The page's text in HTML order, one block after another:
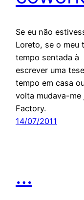
Se eu não
Loreto, se o meu
tempo sentada à
escrever uma
tempo em casa
volta mudava-me
Factory.
14/07/2011
…